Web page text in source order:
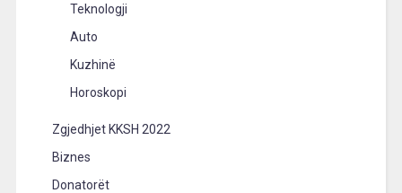
Teknologji
Auto
Kuzhinë
Horoskopi
Zgjedhjet KKSH 2022
Biznes
Donatorët